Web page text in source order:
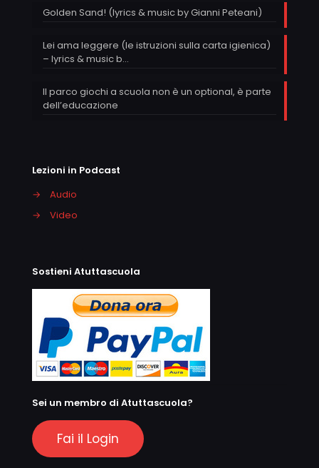
Golden Sand! (lyrics & music by Gianni Peteani)
Lei ama leggere (le istruzioni sulla carta igienica)
– lyrics & music b…
Il parco giochi a scuola non è un optional, è parte
dell’educazione
Lezioni in Podcast
→
Audio
→
Video
Sostieni Atuttascuola
Sei un membro di Atuttascuola?
Fai il Login